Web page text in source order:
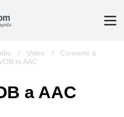
/ Video /
Convertir a
to AAC
a AAC